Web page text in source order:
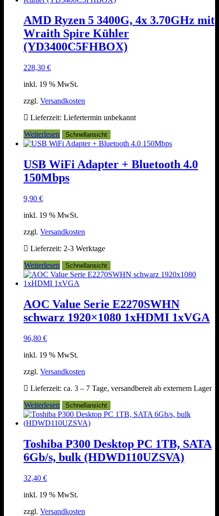
AMD Ryzen 5 3400G, 4x 3.70GHz mit
Wraith Spire Kühler
(YD3400C5FHBOX)
228,30 €
inkl. 19 % MwSt.
zzgl. Versandkosten
Lieferzeit: Liefertermin unbekannt
Weiterlesen
Schnellansicht
USB WiFi Adapter + Bluetooth 4.0
150Mbps
9,90 €
inkl. 19 % MwSt.
zzgl. Versandkosten
Lieferzeit: 2-3 Werktage
Weiterlesen
Schnellansicht
AOC Value Serie E2270SWHN
schwarz 1920×1080 1xHDMI 1xVGA
96,80 €
inkl. 19 % MwSt.
zzgl. Versandkosten
Lieferzeit: ca. 3 – 7 Tage, versandbereit ab externem Lager
Weiterlesen
Schnellansicht
Toshiba P300 Desktop PC 1TB, SATA
6Gb/s, bulk (HDWD110UZSVA)
32,40 €
inkl. 19 % MwSt.
zzgl. Versandkosten